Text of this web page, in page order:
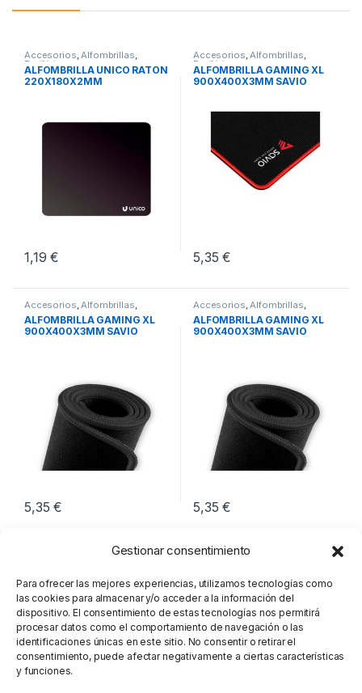
Gestionar consentimiento
Para ofrecer las mejores experiencias, utilizamos tecnologías como
las cookies para almacenar y/o acceder a la información del
dispositivo. El consentimiento de estas tecnologías nos permitirá
procesar datos como el comportamiento de navegación o las
identificaciones únicas en este sitio. No consentir o retirar el
consentimiento, puede afectar negativamente a ciertas características
y funciones.
Accesorios,Alfombrillas,
Periféricos
ALFOMBRILLA UNICO RATON
220X180X2MM
1,19€
Accesorios,Alfombrillas,
Periféricos
ALFOMBRILLA GAMING XL
900X400X3MM SAVIO
5,35€
Accesorios,Alfombrillas,
Periféricos
ALFOMBRILLA GAMING XL
900X400X3MM SAVIO
5,35€
Accesorios,Alfombrillas,
Periféricos
ALFOMBRILLA GAMING XL
900X400X3MM SAVIO
5,35€